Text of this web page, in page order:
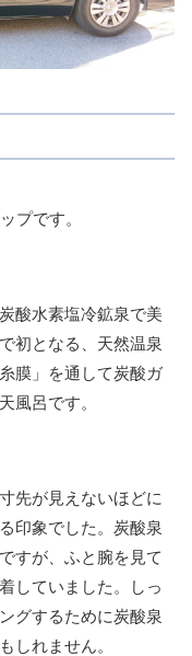
プです。
酸水素塩冷鉱泉で美
初となる、天然温泉
膜」を通して炭酸ガ
風呂です。
先が見えないほどに
印象でした。炭酸泉
すが、ふと腕を見て
していました。しっ
グするために炭酸泉
しれません。